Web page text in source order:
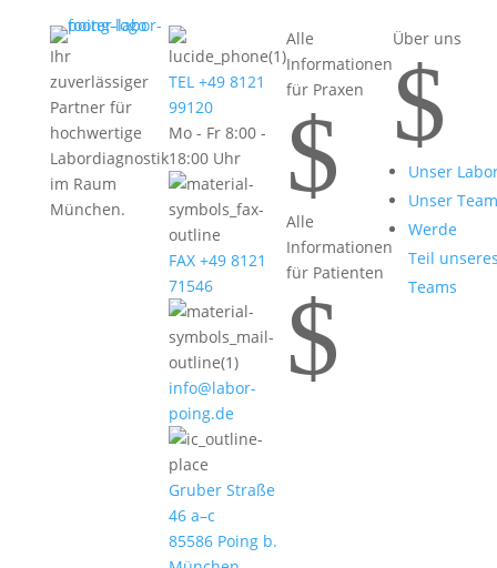
Ihr
zuverlässiger
Partner für
hochwertige
Labordiagnostik
im Raum
München.
TEL +49 8121
99120
Mo - Fr 8:00 -
18:00 Uhr
FAX +49 8121
71546
info@labor-
poing.de
Gruber Straße
46 a–c
85586 Poing b.
Alle
Informationen
für Praxen
$
Alle
Informationen
für Patienten
$
Über uns
$
Unser
Unser Team
Werde
Teil
Teams